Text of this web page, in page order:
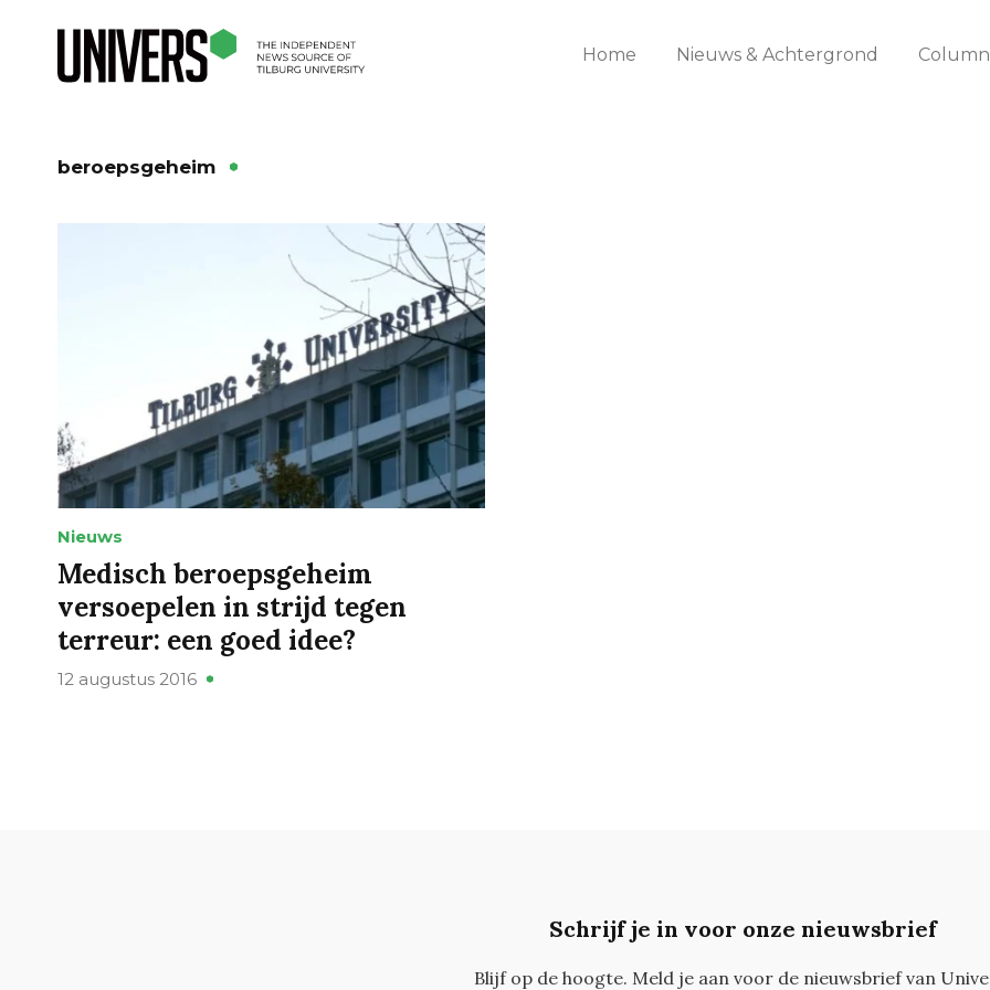
Home Nieuws & Achtergrond
beroepsgeheim
Nieuws
Medisch beroepsgeheim
versoepelen in strijd tegen
terreur: een goed idee?
12 augustus 2016
Schrijf je in voor onze nieuwsbrief
Blijf op de hoogte. Meld je aan voor de nieuwsbrief van